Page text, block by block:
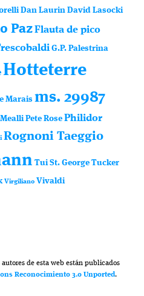
Dan Laurin David Lasocki
PazFlauta de pico
G.P. Palestrina
Hotteterre
Marais ms. 29987
Pete Rose Philidor
Rognoni Taeggio
Tui St. George Tucker
Virgiliano Vivaldi
de esta web están publicados
Reconocimiento 3.0 Unported.